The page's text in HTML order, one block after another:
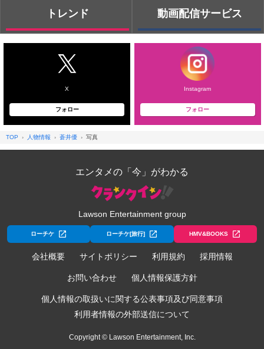
トレンド 動画配信サービス
X
フォロー
Instagram
フォロー
TOP 人物情報 蒼井優 写真
エンタメの「今」がわかる
Lawson Entertainment group
ローチケ ローチケ[旅行] HMV&BOOKS
会社概要 サイトポリシー 利用規約 採用情報
お問い合わせ 個人情報保護方針
個人情報の取扱いに関する公表事項及び同意事項
利用者情報の外部送信について
Copyright © Lawson Entertainment, Inc.